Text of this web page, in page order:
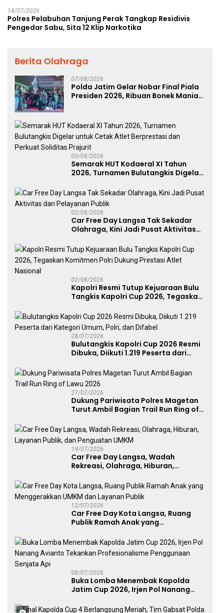
14/07/2026
Polres Pelabuhan Tanjung Perak Tangkap Residivis
Pengedar Sabu, Sita 12 Klip Narkotika
Berita Olahraga
07/08/2026
Polda Jatim Gelar Nobar Final Piala
Presiden 2026, Ribuan Bonek Mania
05/08/2026
Semarak HUT Kodaeral XI Tahun
2026, Turnamen Bulutangkis Digelar
Perkuat Soliditas Prajurit
02/08/2026
Car Free Day Langsa Tak Sekadar
Olahraga, Kini Jadi Pusat Aktivitas
02/08/2026
Kapolri Resmi Tutup Kejuaraan Bulu
Tangkis Kapolri Cup 2026, Tegaskan
Atlet Nasional
28/07/2026
Bulutangkis Kapolri Cup 2026 Resmi
Dibuka, Diikuti 1.219 Peserta dari
27/07/2026
Dukung Pariwisata Polres Magetan
Turut Ambil Bagian Trail Run Ring of
19/07/2026
Car Free Day Langsa, Wadah
Rekreasi, Olahraga, Hiburan,
UMKM
12/07/2026
Car Free Day Kota Langsa, Ruang
Publik Ramah Anak yang
Publik
08/07/2026
Buka Lomba Menembak Kapolda
Jatim Cup 2026, Irjen Pol Nanang
Penggunaan Senjata Api